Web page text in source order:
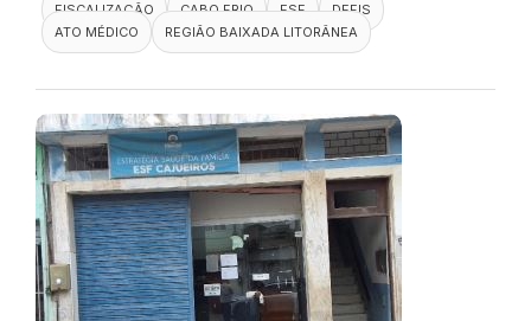
FISCALIZAÇÃO CABO FRIO ESF
DEFIS
ATO MÉDICO
REGIÃO BAIXADA LITORÂNEA